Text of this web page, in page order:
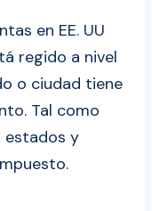
en EE. UU
regido a nivel
o ciudad tiene
Tal como
estados y